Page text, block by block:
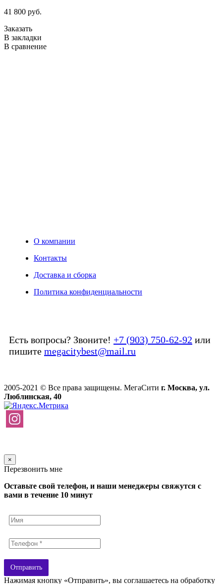
41 800 руб.
Заказать
В закладки
В сравнение
О компании
Контакты
Доставка и сборка
Политика конфиденциальности
Есть вопросы? Звоните! +7 (903) 750-62-92 или
пишите megacitybest@mail.ru
2005-2021 © Все права защищены. МегаСити г. Москва, ул.
Люблинская, 40
×
Перезвонить мне
Оставьте свой телефон, и наши менеджеры свяжутся с
вами в течение 10 минут
Отправить
Нажимая кнопку «Отправить», вы соглашаетесь на обработку